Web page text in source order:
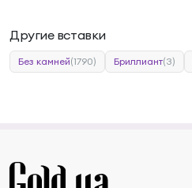
Другие вставки
Без камней(1790) Бриллиант(3)